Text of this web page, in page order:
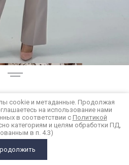
в 1 клик
КОРЗИНА
cookie и метаданные. Продолжая
на использование нами
в соответствии с Политикой
категориям и целям обработки ПД,
в п. 4.3)